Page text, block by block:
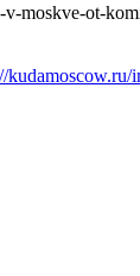
v-moskve-ot-
kudamoscow.ru/